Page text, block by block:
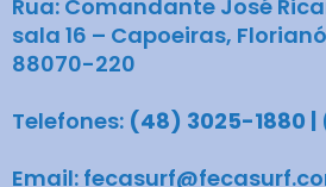
Rua: Comandante José
sala 16 – Capoeiras,
88070-220
Telefones: (48) 3025-1880 |
Email: